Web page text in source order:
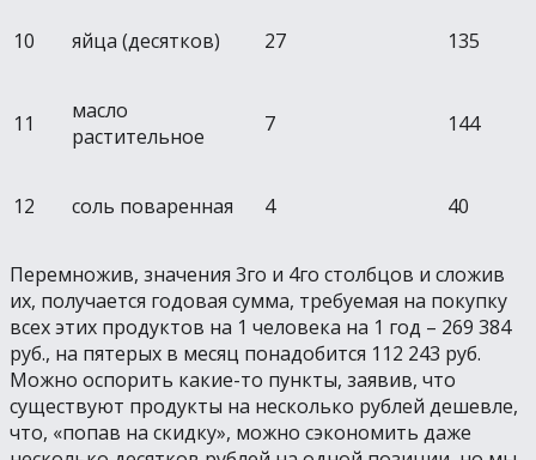
10 яйца (десятков) 27 135
11
масло
растительное
7 144
12 соль поваренная 4 40
Перемножив, значения 3го и 4го столбцов и сложив
их, получается годовая сумма, требуемая на покупку
всех этих продуктов на 1 человека на 1 год – 269 384
руб., на пятерых в месяц понадобится 112 243 руб.
Можно оспорить какие-то пункты, заявив, что
существуют продукты на несколько рублей дешевле,
что, «попав на скидку», можно сэкономить даже